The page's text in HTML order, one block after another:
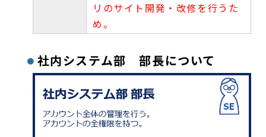
リのサイト開発・改修を行うた
め。
社内システム部 部長について